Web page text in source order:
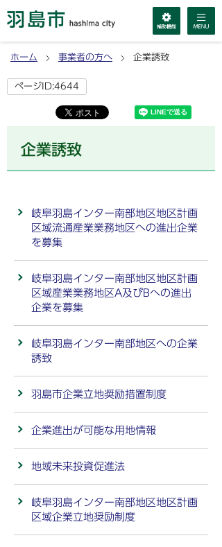
ホーム 事業者の方へ 企業誘致
ページID:4644
企業誘致
岐阜羽島インター南部地区地区計画
区域流通産業業務地区への進出企業
を募集
岐阜羽島インター南部地区地区計画
区域産業業務地区A及びBへの進出
企業を募集
岐阜羽島インター南部地区への企業
誘致
羽島市企業立地奨励措置制度
企業進出が可能な用地情報
地域未来投資促進法
岐阜羽島インター南部地区地区計画
区域企業立地奨励制度